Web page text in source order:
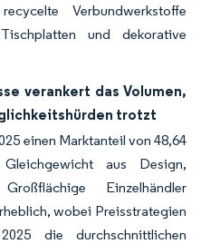
Verbundwerkstoffe
und dekorative
verankert das Volumen,
trotzt
einen Marktanteil von 48,64
aus Design,
Einzelhändler
wobei Preisstrategien
die durchschnittlichen